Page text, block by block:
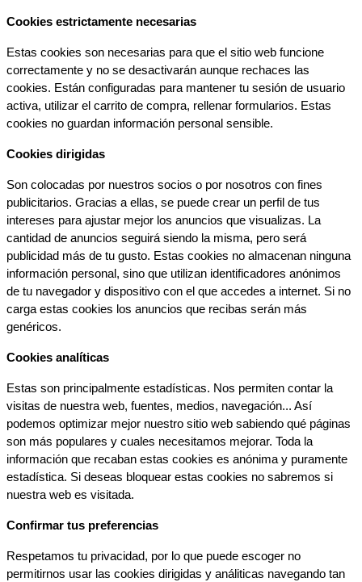
Cookies estrictamente necesarias
Estas cookies son necesarias para que el sitio web funcione
correctamente y no se desactivarán aunque rechaces las
cookies. Están configuradas para mantener tu sesión de usuario
activa, utilizar el carrito de compra, rellenar formularios. Estas
cookies no guardan información personal sensible.
Cookies dirigidas
Son colocadas por nuestros socios o por nosotros con fines
publicitarios. Gracias a ellas, se puede crear un perfil de tus
intereses para ajustar mejor los anuncios que visualizas. La
cantidad de anuncios seguirá siendo la misma, pero será
publicidad más de tu gusto. Estas cookies no almacenan ninguna
información personal, sino que utilizan identificadores anónimos
de tu navegador y dispositivo con el que accedes a internet. Si no
carga estas cookies los anuncios que recibas serán más
genéricos.
Cookies analíticas
Estas son principalmente estadísticas. Nos permiten contar la
visitas de nuestra web, fuentes, medios, navegación... Así
podemos optimizar mejor nuestro sitio web sabiendo qué páginas
son más populares y cuales necesitamos mejorar. Toda la
información que recaban estas cookies es anónima y puramente
estadística. Si deseas bloquear estas cookies no sabremos si
nuestra web es visitada.
Confirmar tus preferencias
Respetamos tu privacidad, por lo que puede escoger no
permitirnos usar las cookies dirigidas y análiticas navegando tan